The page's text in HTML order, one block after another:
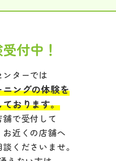
付中！
ターでは
ングの体験を
おります。
で受付して
近くの店舗へ
くださいませ。